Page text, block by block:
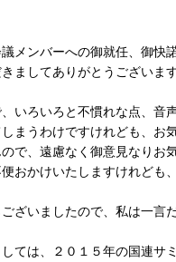
メンバーへの御就任、御快
ましてありがとうございます
いろいろと不慣れな点、音
まうわけですけれども、お
で、遠慮なく御意見なりお
おかけいたしますけれども
いましたので、私は一言
ては、２０１５年の国連サ